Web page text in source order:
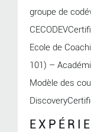
groupe de
Ecole de
101) –
Modèle des